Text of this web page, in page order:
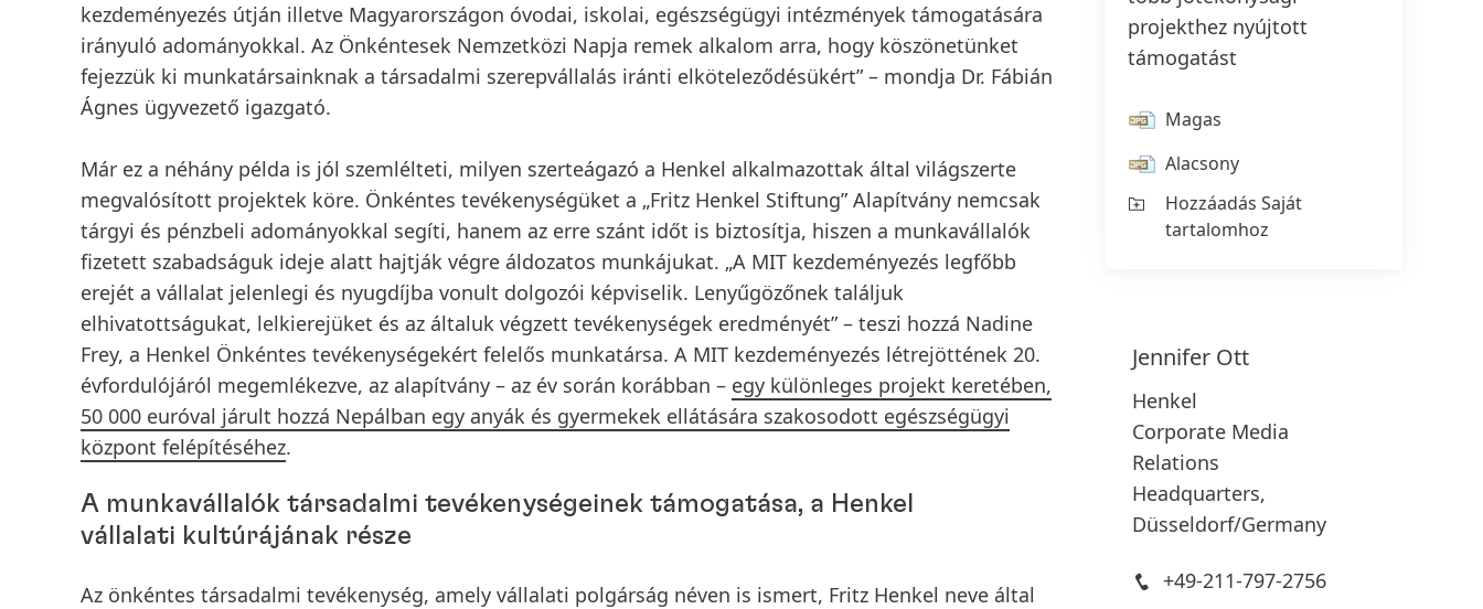
kezdeményezés útján illetve Magyarországon óvodai, iskolai, egészségügyi intézmények támogatására
irányuló adományokkal. Az Önkéntesek Nemzetközi Napja remek alkalom arra, hogy köszönetünket
fejezzük ki munkatársainknak a társadalmi szerepvállalás iránti elköteleződésükért” – mondja Dr. Fábián
Ágnes ügyvezető igazgató.
Már ez a néhány példa is jól szemlélteti, milyen szerteágazó a Henkel alkalmazottak által világszerte
megvalósított projektek köre. Önkéntes tevékenységüket a „Fritz Henkel Stiftung” Alapítvány nemcsak
tárgyi és pénzbeli adományokkal segíti, hanem az erre szánt időt is biztosítja, hiszen a munkavállalók
fizetett szabadságuk ideje alatt hajtják végre áldozatos munkájukat. „A MIT kezdeményezés legfőbb
erejét a vállalat jelenlegi és nyugdíjba vonult dolgozói képviselik. Lenyűgözőnek találjuk
elhivatottságukat, lelkierejüket és az általuk végzett tevékenységek eredményét” – teszi hozzá Nadine
Frey, a Henkel Önkéntes tevékenységekért felelős munkatársa. A MIT kezdeményezés létrejöttének 20.
évfordulójáról megemlékezve, az alapítvány – az év során korábban – egy különleges projekt keretében,
50 000 euróval járult hozzá Nepálban egy anyák és gyermekek ellátására szakosodott egészségügyi
központ felépítéséhez.
A munkavállalók társadalmi tevékenységeinek támogatása, a Henkel
vállalati kultúrájának része
Az önkéntes társadalmi tevékenység, amely vállalati polgárság néven is ismert, Fritz Henkel neve által
projekthez nyújtott
támogatást
Magas
Alacsony
Hozzáadás Saját
tartalomhoz
Jennifer Ott
Henkel
Corporate Media
Relations
Headquarters,
Düsseldorf/Germany
+49-211-797-2756